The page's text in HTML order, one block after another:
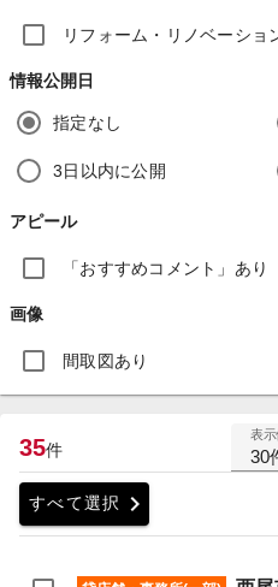
リフォーム・リノベーショ
情報公開日
指定なし
3日以内に公開
アピール
「おすすめコメント」あり
画像
間取図あり
35件
表
30
すべて選択 chevron_right